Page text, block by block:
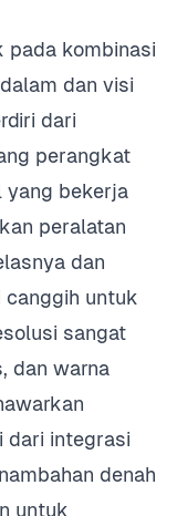
pada kombinasi
dan visi
dari
perangkat
yang bekerja
peralatan
dan
untuk
sangat
dan warna
dari integrasi
denah
untuk